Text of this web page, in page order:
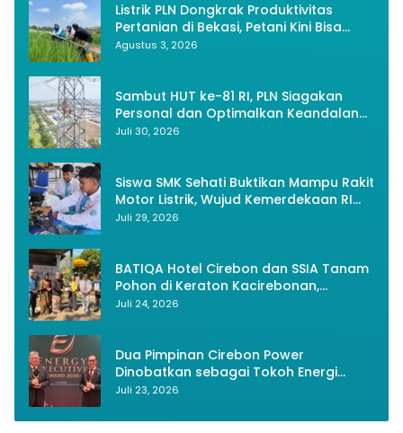
Listrik PLN Dongkrak Produktivitas
Pertanian di Bekasi, Petani Kini Bisa
Panen Tiga Kali Setahun
Agustus 3, 2026
Sambut HUT ke-81 RI, PLN Siagakan
Personal dan Optimalkan Keandalan
Instalasi Transmisi
Juli 30, 2026
Siswa SMK Sehati Buktikan Mampu Rakit
Motor Listrik, Wujud Kemerdekaan RI
Melalui Inovasi dan Kemandirian
Juli 29, 2026
BATIQA Hotel Cirebon dan SSIA Tanam
Pohon di Keraton Kacirebonan,
Lestarikan Budaya dan Lingkungan
Juli 24, 2026
Dua Pimpinan Cirebon Power
Dinobatkan sebagai Tokoh Energi
Berkelanjutan 2026
Juli 23, 2026